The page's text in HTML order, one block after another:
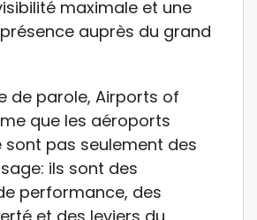
maximale et une
auprès du grand
de parole, Airports of
que les aéroports
pas seulement des
ils sont des
performance, des